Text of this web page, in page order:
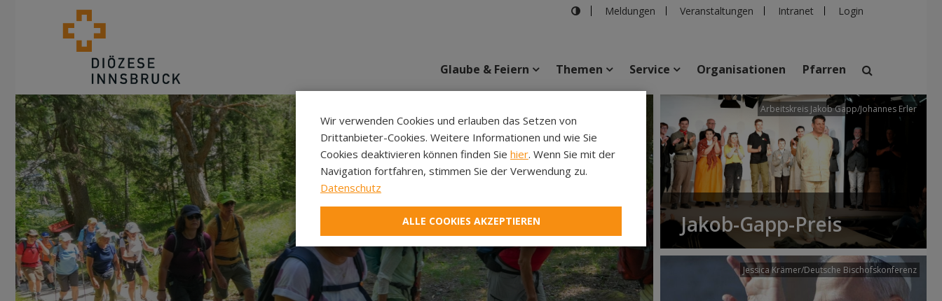
Meldungen Veranstaltungen Intranet Login
suchen
Veranstaltungen Personen Pfarren Einrichtungen
Glaube & Feiern Themen Service Organisationen Pfarren
Arbeitskreis Jakob Gapp/Johannes Erler
Jakob-Gapp-Preis
Jessica Krämer/Deutsche Bischofskonferenz
Wir verwenden Cookies und erlauben das Setzen von
Drittanbieter-Cookies. Weitere Informationen und wie Sie
Cookies deaktivieren können finden Sie hier. Wenn Sie mit der
Navigation fortfahren, stimmen Sie der Verwendung zu.
Datenschutz
ALLE COOKIES AKZEPTIEREN